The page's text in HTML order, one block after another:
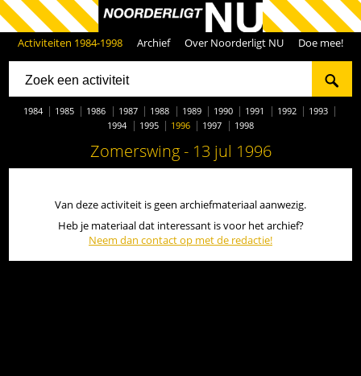
Activiteiten 1984-1998 Archief Over Noorderligt NU Doe mee!
1984 1985 1986 1987 1988 1989 1990 1991 1992
1993
1994
1995 1996 1997 1998
Zomerswing - 13 jul 1996
Van deze activiteit is geen archiefmateriaal aanwezig.
Heb je materiaal dat interessant is voor het archief?
Neem dan contact op met de redactie!